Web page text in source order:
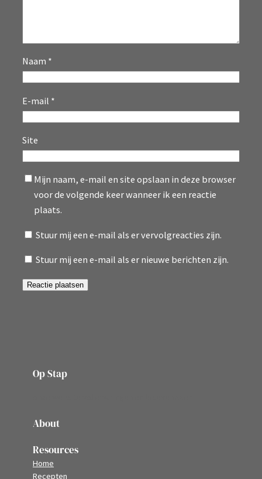
Naam *
E-mail *
Site
Mijn naam, e-mail en site opslaan in deze browser
voor de volgende keer wanneer ik een reactie
plaats.
Stuur mij een e-mail als er vervolgreacties zijn.
Stuur mij een e-mail als er nieuwe berichten zijn.
Op Stap
About
Resources
Home
Recepten